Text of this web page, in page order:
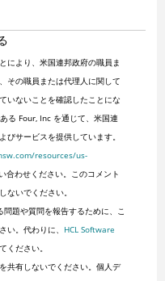
により、米国連邦政府の職員ま
その職員または代理人に関して
いないことを確認したことにな
る Four, Inc を通じて、米国連
びサービスを提供しています。
resources/us-
合わせください。このコメント
ないでください。
題や質問を報告するために、こ
い。代わりに、 HCL Software
ください。
共有しないでください。個人デ